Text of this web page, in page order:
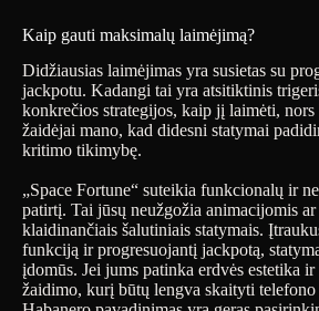
Kaip gauti maksimalų laimėjimą?
Didžiausias laimėjimas yra susietas su
jackpotu. Kadangi tai yra atsitiktinis
konkrečios strategijos, kaip jį laimėti,
žaidėjai mano, kad didesni statymai
kritimo tikimybę.
„Space Fortune“ suteikia funkcionalų ir
patirtį. Tai jūsų neužgožia animacijomis ar
klaidinančiais šalutiniais statymais.
funkciją ir progresuojantį jackpotą,
įdomūs. Jei jums patinka erdvės estetika
žaidimo, kurį būtų lengva skaityti telefono